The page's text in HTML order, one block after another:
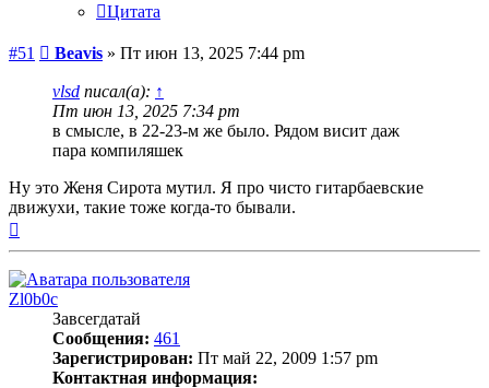
Цитата
#51 Сообщение
Beavis » Пт июн 13, 2025 7:44 pm
vlsd писал(а): ↑
Пт июн 13, 2025 7:34 pm
в смысле, в 22-23-м же было. Рядом висит даж
пара компиляшек
Ну это Женя Сирота мутил. Я про чисто гитарбаевские
движухи, такие тоже когда-то бывали.
Zl0b0c
Завсегдатай
Сообщения: 461
Зарегистрирован: Пт май 22, 2009 1:57 pm
Контактная информация: